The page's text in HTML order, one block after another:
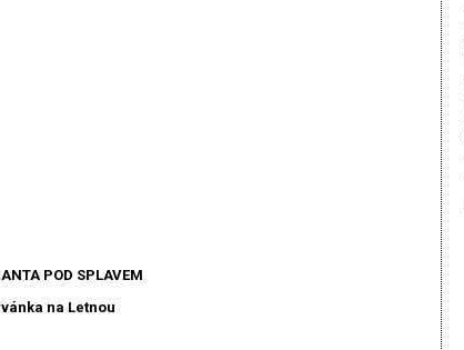
POD SPLAVEM
na Letnou